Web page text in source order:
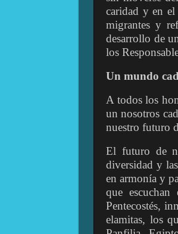
caridad y en
migrantes y
desarrollo de
los
Un mundo
A todos los
un nosotros
nuestro futuro
El futuro de
diversidad y
en armonía y
que
Pentecostés,
elamitas, los